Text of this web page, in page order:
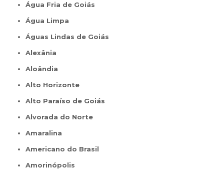
Água Fria de Goiás
Água Limpa
Águas Lindas de Goiás
Alexânia
Aloândia
Alto Horizonte
Alto Paraíso de Goiás
Alvorada do Norte
Amaralina
Americano do Brasil
Amorinópolis